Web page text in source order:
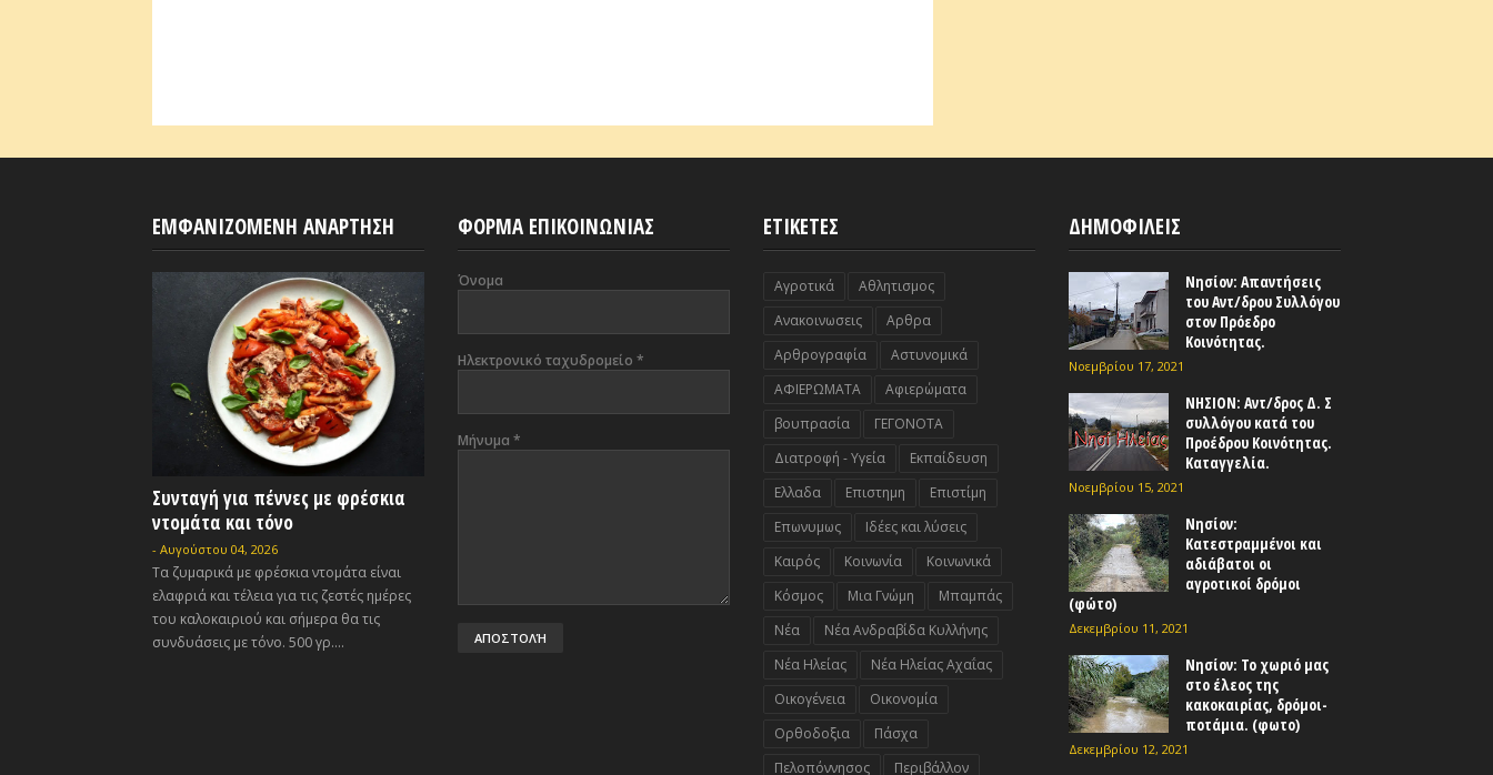
ΕΜΦΑΝΙΖΟΜΕΝΗ ΑΝΑΡΤΗΣΗ
Συνταγή για πέννες με φρέσκια
ντομάτα και τόνο
- Αυγούστου 04, 2026
Τα ζυμαρικά με φρέσκια ντομάτα είναι
ελαφριά και τέλεια για τις ζεστές ημέρες
του καλοκαιριού και σήμερα θα τις
συνδυάσεις με τόνο. 500 γρ....
ΦΟΡΜΑ ΕΠΙΚΟΙΝΩΝΙΑΣ
Όνομα
Ηλεκτρονικό ταχυδρομείο *
Μήνυμα *
ΕΤΙΚΕΤΕΣ
Αγροτικά
Αθλητισμος
Ανακοινωσεις
Αρθρα
Αρθρογραφία
Αστυνομικά
ΑΦΙΕΡΩΜΑΤΑ
Αφιερώματα
βουπρασία
ΓΕΓΟΝΟΤΑ
Διατροφή - Υγεία
Εκπαίδευση
Ελλαδα
Επιστημη
Επιστίμη
Επωνυμως
Ιδέες και λύσεις
Καιρός
Κοινωνία
Κοινωνικά
Κόσμος
Μια Γνώμη
Μπαμπάς
Νέα
Νέα Ανδραβίδα Κυλλήνης
Νέα Ηλείας
Νέα Ηλείας Αχαΐας
Οικογένεια
Οικονομία
Ορθοδοξια
Πάσχα
Πελοπόννησος
Περιβάλλον
ΔΗΜΟΦΙΛΕΙΣ
Νησίον: Απαντήσεις
του Αντ/δρου Συλλόγου
στον Πρόεδρο
Κοινότητας.
Νοεμβρίου 17, 2021
ΝΗΣΙΟΝ: Αντ/δρος Δ. Σ
συλλόγου κατά του
Προέδρου Κοινότητας.
Καταγγελία.
Νοεμβρίου 15, 2021
Νησίον:
Κατεστραμμένοι και
αδιάβατοι οι
αγροτικοί δρόμοι
(φώτο)
Δεκεμβρίου 11, 2021
Νησίον: Το χωριό μας
στο έλεος της
κακοκαιρίας, δρόμοι-
ποτάμια. (φωτο)
Δεκεμβρίου 12, 2021